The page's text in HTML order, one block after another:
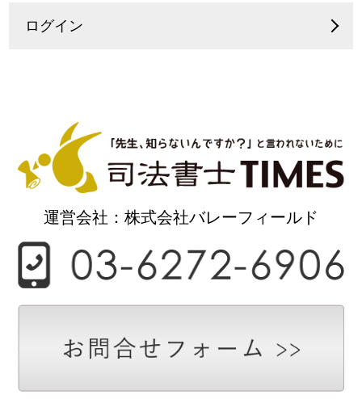
ログイン
運営会社：株式会社バレーフィールド